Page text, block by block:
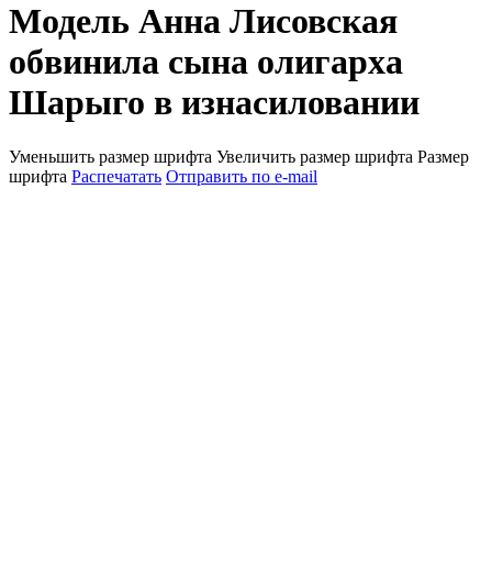
Модель Анна Лисовская
обвинила сына олигарха
Шарыго в изнасиловании
Уменьшить размер шрифта Увеличить размер шрифта Размер
шрифта Распечатать Отправить по e-mail